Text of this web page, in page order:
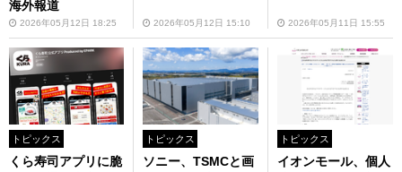
海外報道
2026年05月12日 18:25 2026年05月12日 15:10 2026年05月11日 15:55
トピックス
くら寿司アプリに脆
トピックス
ソニー、TSMCと画
トピックス
イオンモール、個人